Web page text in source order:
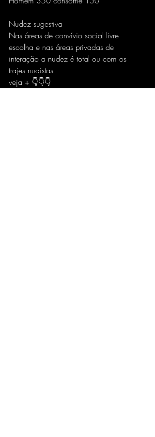
Nudez sugestiva
Nas áreas de convívio social livre
escolha e nas áreas privadas de
interação a nudez é total ou com os
trajes nudistas
veja + 👇👇👇